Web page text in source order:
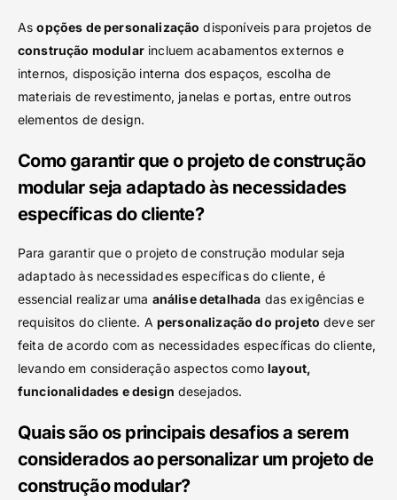
Asopções de personalização disponíveis para projetos de
construção modularincluem acabamentos externos e
internos, disposição interna dos espaços, escolha de
materiais de revestimento, janelas e portas, entre outros
elementos de design.
Como garantir que o projeto de construção
modular seja adaptado às necessidades
específicas do cliente?
Para garantir que o projeto de construção modular seja
adaptado às necessidades específicas do cliente, é
essencial realizar uma análise detalhada das exigências e
requisitos do cliente. Apersonalização do projeto deve ser
feita de acordo com as necessidades específicas do cliente,
levando em consideração aspectos comolayout,
funcionalidades e design desejados.
Quais são os principais desafios a serem
considerados ao personalizar um projeto de
construção modular?